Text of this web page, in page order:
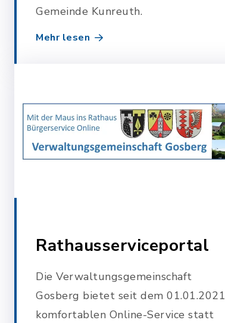
Gemeinde Kunreuth.
Mehr lesen
Rathausserviceportal
Die Verwaltungsgemeinschaft
Gosberg bietet seit dem 01.01.2021
komfortablen Online-Service statt